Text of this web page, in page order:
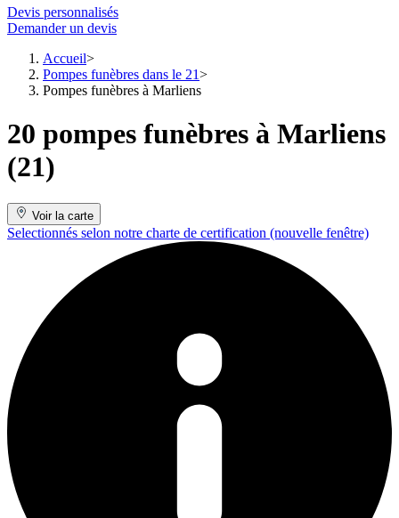
Devis personnalisés
Demander un devis
Accueil
Pompes funèbres dans le 21
Pompes funèbres à Marliens
20 pompes funèbres à Marliens
(21)
Voir la carte
Selectionnés selon notre charte de certification (nouvelle fenêtre)